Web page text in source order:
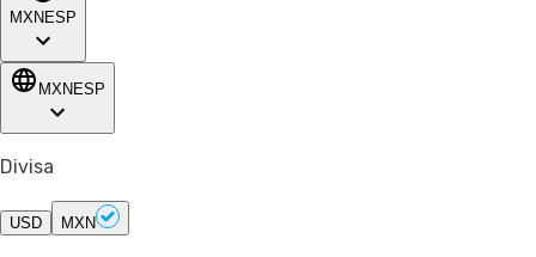
MXN ESP
MXN ESP
Divisa
USD MXN